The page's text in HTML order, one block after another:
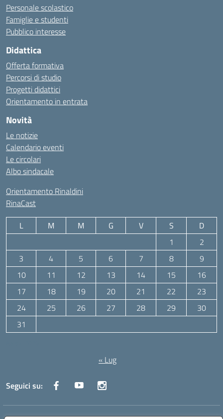
Personale scolastico
Famiglie e studenti
Pubblico interesse
Didattica
Offerta formativa
Percorsi di studio
Progetti didattici
Orientamento in entrata
Novità
Le notizie
Calendario eventi
Le circolari
Albo sindacale
Orientamento Rinaldini
RinaCast
L M M G V S
D
1
2
3
4 5 6 7 8
9
10
11 12 13 14 15
16
17
18 19 20 21 22
23
24
25 26 27 28 29
30
31
« Lug
Seguici su: